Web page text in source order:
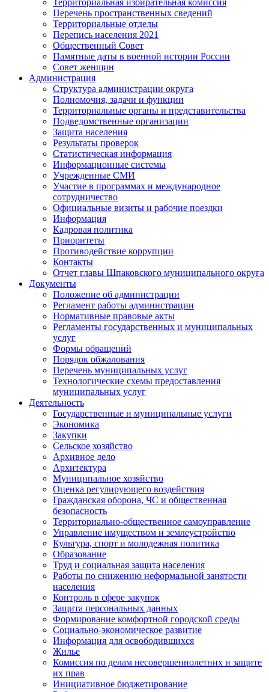
Территориальная избирательная комиссия
Перечень пространственных сведений
Территориальные отделы
Перепись населения 2021
Общественный Совет
Памятные даты в военной истории России
Совет женщин
Администрация
Структура администрации округа
Полномочия, задачи и функции
Территориальные органы и представительства
Подведомственные организации
Защита населения
Результаты проверок
Статистическая информация
Информационные системы
Учрежденные СМИ
Участие в программах и международное
сотрудничество
Официальные визиты и рабочие поездки
Информация
Кадровая политика
Приоритеты
Противодействие коррупции
Контакты
Отчет главы Шпаковского муниципального округа
Документы
Положение об администрации
Регламент работы администрации
Нормативные правовые акты
Регламенты государственных и муниципальных
услуг
Формы обращений
Порядок обжалования
Перечень муниципальных услуг
Технологические схемы предоставления
муниципальных услуг
Деятельность
Государственные и муниципальные услуги
Экономика
Закупки
Сельское хозяйство
Архивное дело
Архитектура
Муниципальное хозяйство
Оценка регулирующего воздействия
Гражданская оборона, ЧС и общественная
безопасность
Территориально-общественное самоуправление
Управление имуществом и землеустройство
Культура, спорт и молодежная политика
Образование
Труд и социальная защита населения
Работы по снижению неформальной занятости
населения
Контроль в сфере закупок
Защита персональных данных
Формирование комфортной городской среды
Социально-экономическое развитие
Информация для освободившихся
Жилье
Комиссия по делам несовершеннолетних и защите
их прав
Инициативное бюджетирование